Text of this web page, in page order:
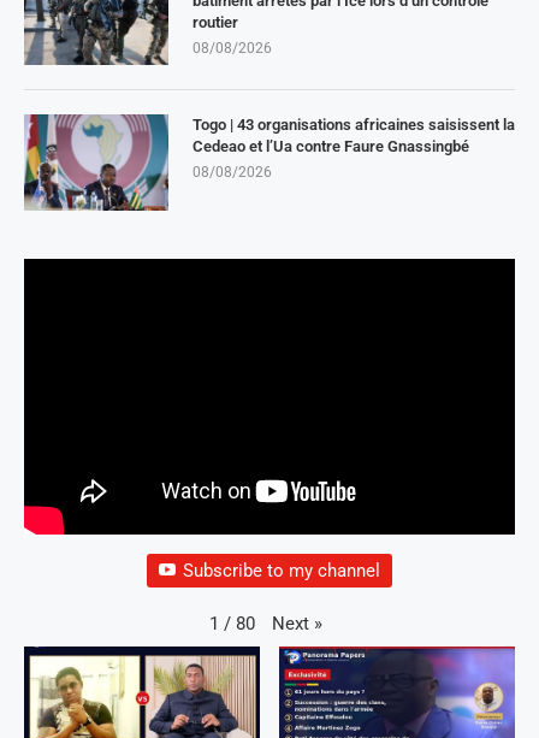
routier
08/08/2026
Togo | 43 organisations africaines saisissent la
Cedeao et l’Ua contre Faure Gnassingbé
08/08/2026
Subscribe to my channel
1 / 80 Next »